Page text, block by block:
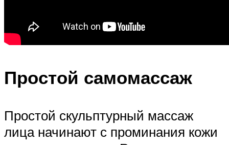
Простой самомассаж
Простой скульптурный массаж
лица начинают с проминания кожи